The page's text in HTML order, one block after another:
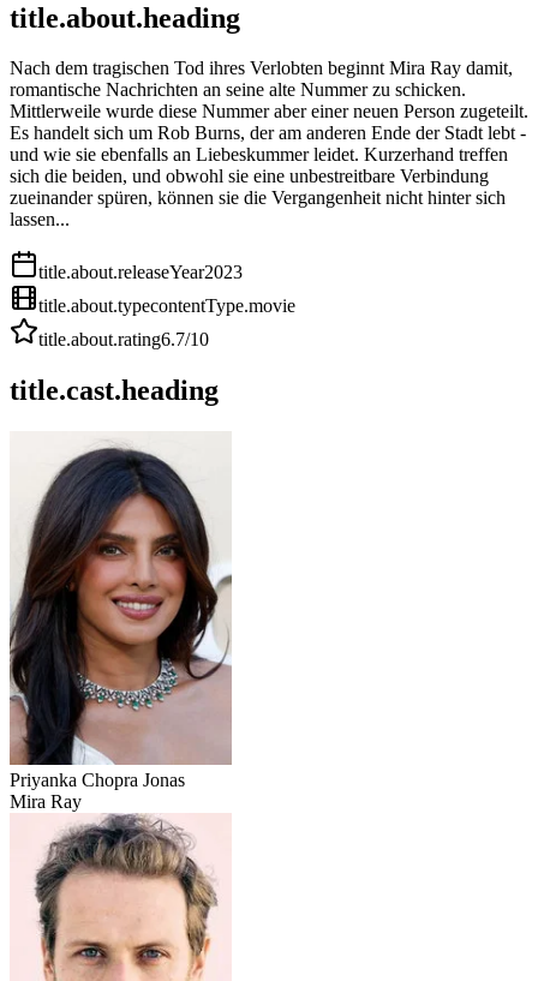
title.about.heading
Nach dem tragischen Tod ihres Verlobten beginnt Mira Ray damit,
romantische Nachrichten an seine alte Nummer zu schicken.
Mittlerweile wurde diese Nummer aber einer neuen Person zugeteilt.
Es handelt sich um Rob Burns, der am anderen Ende der Stadt lebt -
und wie sie ebenfalls an Liebeskummer leidet. Kurzerhand treffen
sich die beiden, und obwohl sie eine unbestreitbare Verbindung
zueinander spüren, können sie die Vergangenheit nicht hinter sich
lassen...
title.about.releaseYear2023
title.about.typecontentType.movie
title.about.rating6.7/10
title.cast.heading
Priyanka Chopra Jonas
Mira Ray